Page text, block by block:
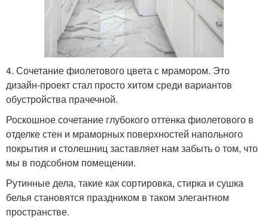
4. Сочетание фиолетового цвета с мрамором. Это
дизайн-проект стал просто хитом среди вариантов
обустройства прачечной.
Роскошное сочетание глубокого оттенка фиолетового в
отделке стен и мраморных поверхностей напольного
покрытия и столешниц заставляет нам забыть о том, что
мы в подсобном помещении.
Рутинные дела, такие как сортировка, стирка и сушка
белья становятся праздником в таком элегантном
пространстве.